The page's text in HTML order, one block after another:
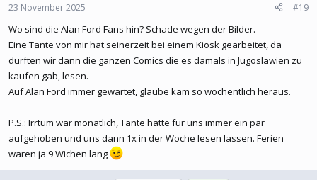
23 November 2025 #19
Wo sind die Alan Ford Fans hin? Schade wegen der Bilder.
Eine Tante von mir hat seinerzeit bei einem Kiosk gearbeitet, da
durften wir dann die ganzen Comics die es damals in Jugoslawien zu
kaufen gab, lesen.
Auf Alan Ford immer gewartet, glaube kam so wöchentlich heraus.
P.S.: Irrtum war monatlich, Tante hatte für uns immer ein par
aufgehoben und uns dann 1x in der Woche lesen lassen. Ferien
waren ja 9 Wichen lang